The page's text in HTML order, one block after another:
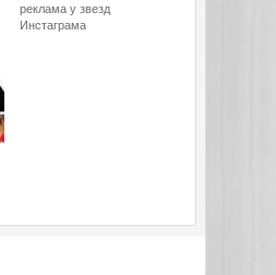
реклама у звезд
Инстаграма